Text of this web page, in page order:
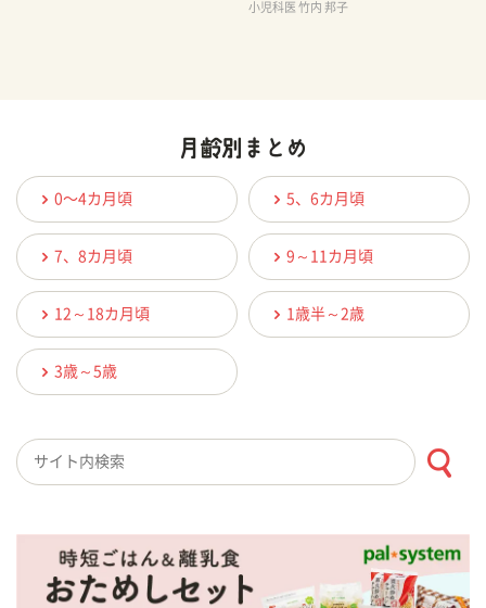
小児科医 竹内 邦子
0〜4カ月頃 5、6カ月頃
7、8カ月頃 9～11カ月頃
12～18カ月頃 1歳半～2歳
3歳～5歳
検索キーワード入力